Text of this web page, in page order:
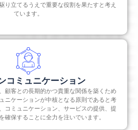
り立てるうえで重要な役割を果たすと考え
ています。
コミュニケーション
顧客との長期的かつ貴重な関係を築くため
ニケーションが中核となる原則であると考
コミュニケーション、サービスの提供、提
確保することに全力を注いでいます。